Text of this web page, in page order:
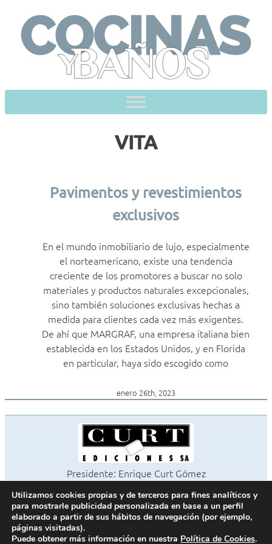
content
VITA
Pavimentos y revestimientos
exclusivos
En el mundo inmobiliario de lujo, especialmente
el norteamericano, existe una tendencia
creciente de los promotores a buscar no solo
materiales y productos naturales excepcionales,
sino también soluciones exclusivas hechas a
medida para clientes cada vez más exigentes.
De ahí que MARGRAF, una empresa italiana bien
establecida en los Estados Unidos, y en Florida
en particular, haya sido escogido como
enero 26th, 2023
Presidente: Enrique Curt Gómez
©2026 Revista Cocinas y Baños
Todos los derechos reservados
Paseo de Gracia, 63. 1º 2ª. 08008 Barcelona -
Utilizamos cookies propias y de terceros para fines analíticos y
para mostrarle publicidad personalizada en base a un perfil
elaborado a partir de sus hábitos de navegación (por ejemplo,
páginas visitadas).
Puede obtener más información en nuestra Política de Cookies.